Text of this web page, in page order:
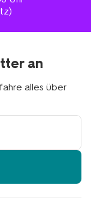
an
alles über